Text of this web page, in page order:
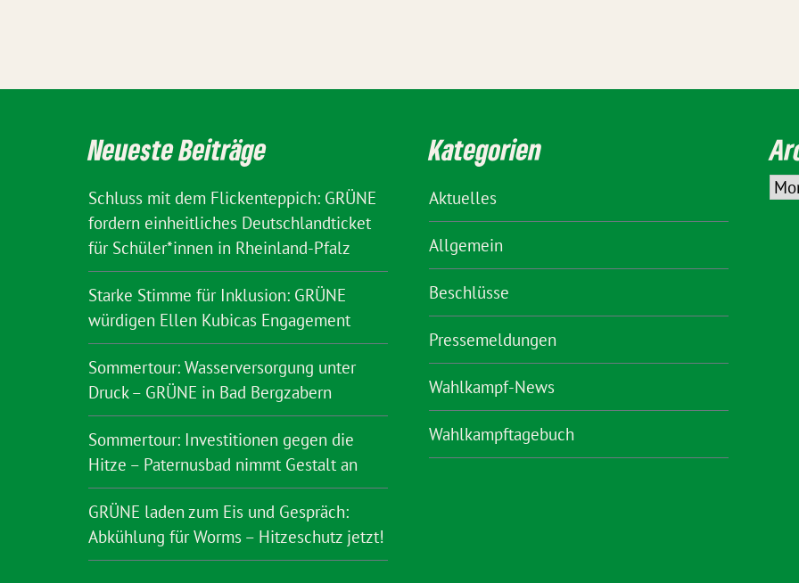
Neueste Beiträge
Schluss mit dem Flickenteppich: GRÜNE
fordern einheitliches Deutschlandticket
für Schüler*innen in Rheinland-Pfalz
Starke Stimme für Inklusion: GRÜNE
würdigen Ellen Kubicas Engagement
Sommertour: Wasserversorgung unter
Druck – GRÜNE in Bad Bergzabern
Sommertour: Investitionen gegen die
Hitze – Paternusbad nimmt Gestalt an
GRÜNE laden zum Eis und Gespräch:
Abkühlung für Worms – Hitzeschutz jetzt!
Kategorien
Aktuelles
Allgemein
Beschlüsse
Pressemeldungen
Wahlkampf-News
Wahlkampftagebuch